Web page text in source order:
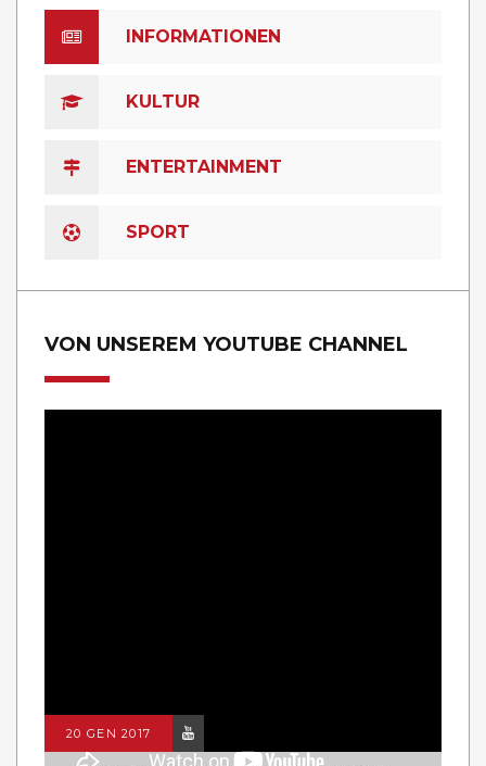
INFORMATIONEN
KULTUR
ENTERTAINMENT
SPORT
VON UNSEREM YOUTUBE CHANNEL
20 GEN 2017